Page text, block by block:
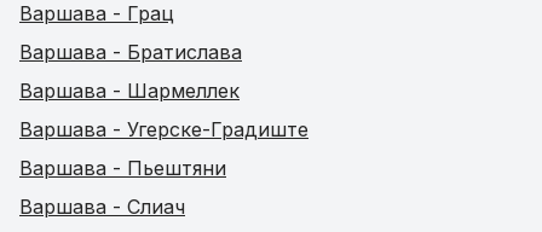
Варшава - Грац
Варшава - Братислава
Варшава - Шармеллек
Варшава - Угерске-Градиште
Варшава - Пьештяни
Варшава - Слиач